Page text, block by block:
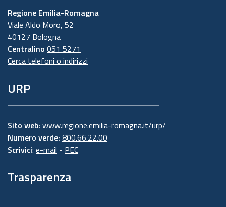
Regione Emilia-Romagna
Viale Aldo Moro, 52
40127 Bologna
Centralino 051 5271
Cerca telefoni o indirizzi
URP
Sito web: www.regione.emilia-romagna.it/urp/
Numero verde: 800.66.22.00
Scrivici: e-mail - PEC
Trasparenza